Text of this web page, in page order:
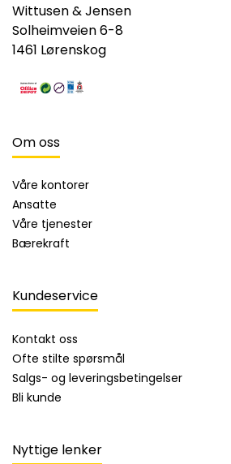
Wittusen & Jensen
Solheimveien 6-8
1461 Lørenskog
Om oss
Våre kontorer
Ansatte
Våre tjenester
Bærekraft
Kundeservice
Kontakt oss
Ofte stilte spørsmål
Salgs- og leveringsbetingelser
Bli kunde
Nyttige lenker